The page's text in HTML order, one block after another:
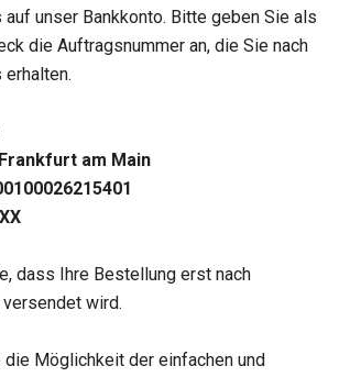
unser Bankkonto. Bitte geben Sie als
die Auftragsnummer an, die Sie nach
am Main
dass Ihre Bestellung erst nach
wird.
die Möglichkeit der einfachen und